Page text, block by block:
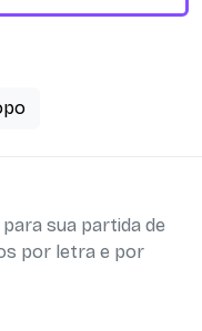
sua partida de
por letra e por